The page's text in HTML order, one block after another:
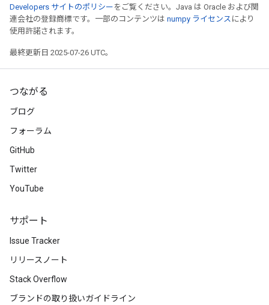
Developers サイトのポリシー をご覧ください。Java は Oracle および関
連会社の登録商標です。一部のコンテンツは numpy ライセンス により
使用許諾されます。
最終更新日 2025-07-26 UTC。
つながる
ブログ
フォーラム
GitHub
Twitter
YouTube
サポート
Issue Tracker
リリースノート
Stack Overflow
ブランドの取り扱いガイドライン